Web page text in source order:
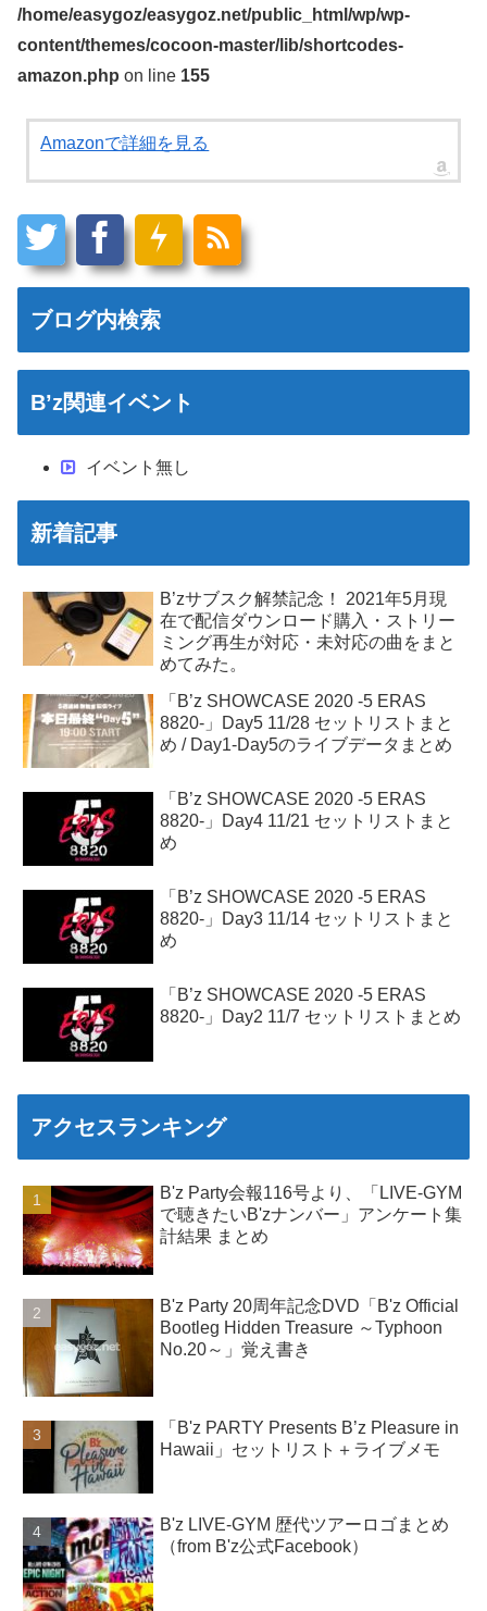
/home/easygoz/easygoz.net/public_html/wp/wp-
content/themes/cocoon-master/lib/shortcodes-
amazon.php on line 155
Amazonで詳細を見る
ブログ内検索
B’z関連イベント
イベント無し
新着記事
B’zサブスク解禁記念！ 2021年5月現
在で配信ダウンロード購入・ストリー
ミング再生が対応・未対応の曲をまと
めてみた。
「B’z SHOWCASE 2020 -5 ERAS
8820-」Day5 11/28 セットリストまと
め / Day1-Day5のライブデータまとめ
「B’z SHOWCASE 2020 -5 ERAS
8820-」Day4 11/21 セットリストまと
め
「B’z SHOWCASE 2020 -5 ERAS
8820-」Day3 11/14 セットリストまと
め
「B’z SHOWCASE 2020 -5 ERAS
8820-」Day2 11/7 セットリストまとめ
アクセスランキング
B'z Party会報116号より、「LIVE-GYM
で聴きたいB'zナンバー」アンケート集
計結果 まとめ
B'z Party 20周年記念DVD「B'z Official
Bootleg Hidden Treasure ～Typhoon
No.20～」覚え書き
「B'z PARTY Presents B’z Pleasure in
Hawaii」セットリスト＋ライブメモ
B'z LIVE-GYM 歴代ツアーロゴまとめ
（from B'z公式Facebook）